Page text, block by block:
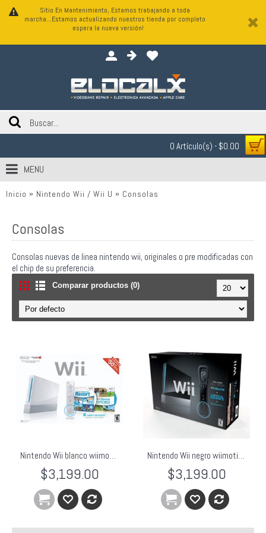
Sitio En Mantenimiento, Estamos trabajando a toda
marcha...Estamos actualizando nuestros tienda por completo
espera la nueva versión!
0 Artículo(s) - $0.00
MENU
Inicio Nintendo Wii / Wii U Consolas
Consolas
Consolas nuevas de linea nintendo wii, originales o pre modificadas con
el chip de su preferencia.
Comparar productos (0)
Nintendo Wii blanco wiimotion bundle
$3,199.00
Nintendo Wii negro wiimotion bundle
$3,199.00